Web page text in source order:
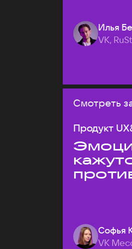
Илья
VK,
Смотреть
Продукт
Софья
VK